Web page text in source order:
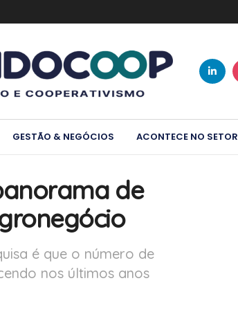
GESTÃO & NEGÓCIOS ACONTECE NO SETOR
de
é que o número de
nos últimos anos